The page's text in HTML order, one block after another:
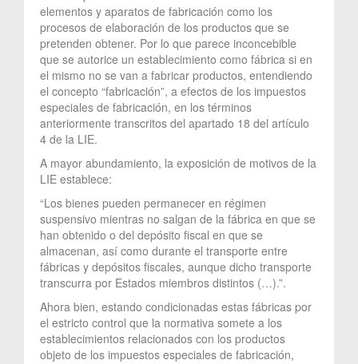
elementos y aparatos de fabricación como los
procesos de elaboración de los productos que se
pretenden obtener. Por lo que parece inconcebible
que se autorice un establecimiento como fábrica si en
el mismo no se van a fabricar productos, entendiendo
el concepto “fabricación”, a efectos de los impuestos
especiales de fabricación, en los términos
anteriormente transcritos del apartado 18 del artículo
4 de la LIE.
A mayor abundamiento, la exposición de motivos de la
LIE establece:
“Los bienes pueden permanecer en régimen
suspensivo mientras no salgan de la fábrica en que se
han obtenido o del depósito fiscal en que se
almacenan, así como durante el transporte entre
fábricas y depósitos fiscales, aunque dicho transporte
transcurra por Estados miembros distintos (…).”.
Ahora bien, estando condicionadas estas fábricas por
el estricto control que la normativa somete a los
establecimientos relacionados con los productos
objeto de los impuestos especiales de fabricación,